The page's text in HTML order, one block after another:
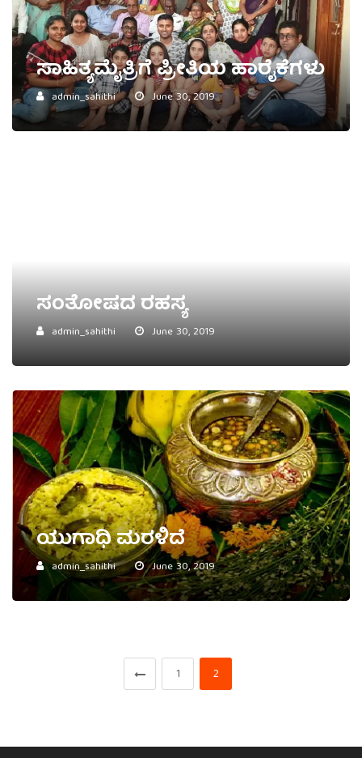
ಸಾಹಿತ್ಯಮೈತ್ರಿಗೆ ಪ್ರೀತಿಯ ಹಾರೈಕೆಗಳು
admin_sahithi June 30, 2019
ಸಂತೋಷದ ರಹಸ್ಯ
admin_sahithi June 30, 2019
ಯುಗಾಧಿ ಮರಳಿದೆ
admin_sahithi June 30, 2019
1 2